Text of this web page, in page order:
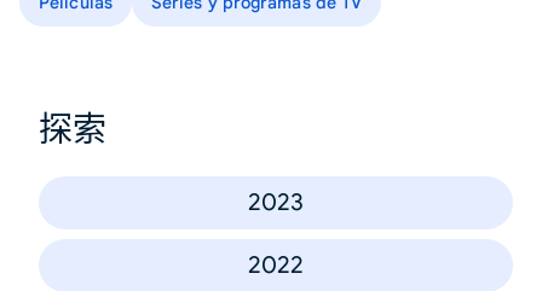
探索
2023
2022